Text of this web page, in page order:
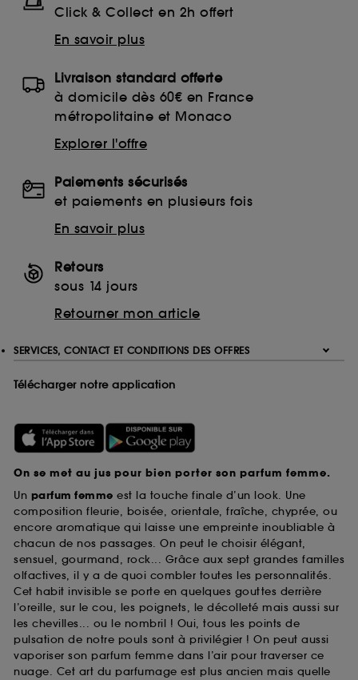
Click & Collect en 2h offert
En savoir plus
Livraison standard offerte
à domicile dès 60€ en France
métropolitaine et Monaco
Explorer l'offre
Paiements sécurisés
et paiements en plusieurs fois
En savoir plus
Retours
sous 14 jours
Retourner mon article
SERVICES, CONTACT ET CONDITIONS DES OFFRES
Télécharger notre application
On se met au jus pour bien porter son parfum femme.
Un parfum femme est la touche finale d’un look. Une
composition fleurie, boisée, orientale, fraîche, chyprée, ou
encore aromatique qui laisse une empreinte inoubliable à
chacun de nos passages. On peut le choisir élégant,
sensuel, gourmand, rock... Grâce aux sept grandes familles
olfactives, il y a de quoi combler toutes les personnalités.
Cet habit invisible se porte en quelques gouttes derrière
l’oreille, sur le cou, les poignets, le décolleté mais aussi sur
les chevilles... ou le nombril ! Oui, tous les points de
pulsation de notre pouls sont à privilégier ! On peut aussi
vaporiser son parfum femme dans l’air pour traverser ce
nuage. Cet art du parfumage est plus ancien mais quelle